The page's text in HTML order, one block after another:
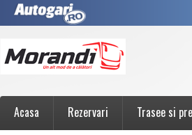
Acasa Rezervari Trasee si